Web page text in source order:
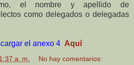
el nombre y apellido de
como delegados o delegadas
el anexo 4 Aquí
a. m. No hay comentarios: